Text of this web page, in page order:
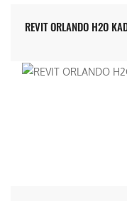
REVIT ORLANDO H2O